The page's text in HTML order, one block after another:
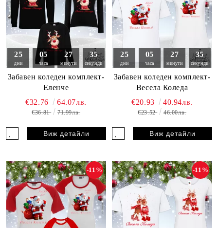
25
дни
05
часа
27
минути
33
секунди
Забавен коледен комплект-
Еленче
€32.76 64.07лв.
€36.81 71.99лв.
Виж детайли
25
дни
05
часа
27
минути
33
секунди
Забавен коледен комплект-
Весела Коледа
€20.93 40.94лв.
€23.52 46.00лв.
Виж детайли
-11% -11%